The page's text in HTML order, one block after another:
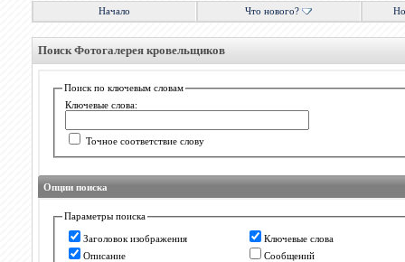
Начало Что нового?
Поиск Фотогалерея кровельщиков
Поиск по ключевым словам
Ключевые слова:
Точное соответствие слову
Опции поиска
Параметры поиска
Заголовок изображения
Ключевые слова
Описание
Сообщений